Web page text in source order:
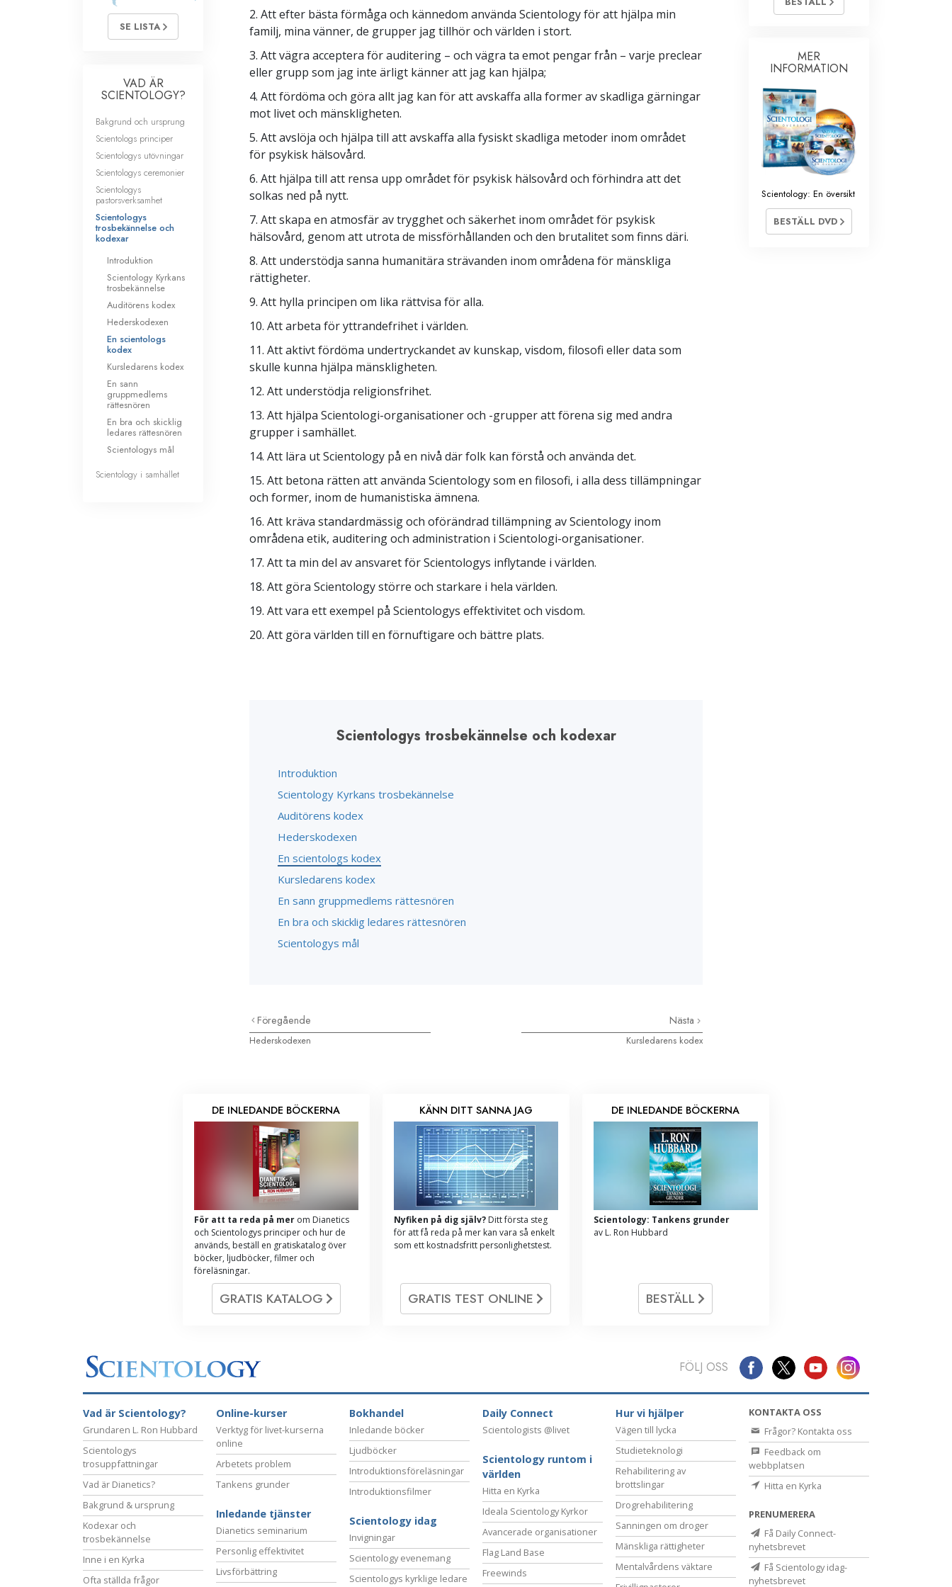
Orsaken till undertryckande
Undersökningar
Organiseringens grunder
Targets och mål
Studieteknologin
2. Att efter bästa förmåga och kännedom använda Scientology för att hjälpa min
familj, mina vänner, de grupper jag tillhör och världen i stort.
3. Att vägra acceptera för auditering – och vägra ta emot pengar från – varje preclear
eller grupp som jag inte ärligt känner att jag kan hjälpa;
4. Att fördöma och göra allt jag kan för att avskaffa alla former av skadliga gärningar
mot livet och mänskligheten.
5. Att avslöja och hjälpa till att avskaffa alla fysiskt skadliga metoder inom området
för psykisk hälsovård.
6. Att hjälpa till att rensa upp området för psykisk hälsovård och förhindra att det
solkas ned på nytt.
7. Att skapa en atmosfär av trygghet och säkerhet inom området för psykisk
hälsovård, genom att utrota de missförhållanden och den brutalitet som finns däri.
8. Att understödja sanna humanitära strävanden inom områdena för mänskliga
rättigheter.
9. Att hylla principen om lika rättvisa för alla.
10. Att arbeta för yttrandefrihet i världen.
11. Att aktivt fördöma undertryckandet av kunskap, visdom, filosofi eller data som
skulle kunna hjälpa mänskligheten.
12. Att understödja religionsfrihet.
13. Att hjälpa Scientologi-organisationer och -grupper att förena sig med andra
grupper i samhället.
14. Att lära ut Scientology på en nivå där folk kan förstå och använda det.
15. Att betona rätten att använda Scientology som en filosofi, i alla dess tillämpningar
och former, inom de humanistiska ämnena.
16. Att kräva standardmässig och oförändrad tillämpning av Scientology inom
områdena etik, auditering och administration i Scientologi-organisationer.
17. Att ta min del av ansvaret för Scientologys inflytande i världen.
18. Att göra Scientology större och starkare i hela världen.
19. Att vara ett exempel på Scientologys effektivitet och visdom.
20. Att göra världen till en förnuftigare och bättre plats.
Scientologys trosbekännelse och kodexar
Introduktion
Scientology Kyrkans trosbekännelse
Auditörens kodex
Hederskodexen
En scientologs kodex
Kursledarens kodex
En sann gruppmedlems rättesnören
En bra och skicklig ledares rättesnören
Scientologys mål
Föregående
Hederskodexen
Nästa
Kursledarens kodex
SE LISTA
VAD ÄR
SCIENTOLOGY?
Bakgrund och ursprung
Scientologs principer
Scientologys utövningar
Scientologys ceremonier
Scientologys
pastorsverksamhet
Scientologys
trosbekännelse och
kodexar
Introduktion
Scientology Kyrkans
trosbekännelse
Auditörens kodex
Hederskodexen
En scientologs
kodex
Kursledarens kodex
En sann
gruppmedlems
rättesnören
En bra och skicklig
ledares rättesnören
Scientologys mål
Scientology i samhället
MER
INFORMATION
Scientology: En översikt
BESTÄLL DVD
DE INLEDANDE BÖCKERNA
För att ta reda på mer om Dianetics
och Scientologys principer och hur de
används, beställ en gratiskatalog över
böcker, ljudböcker, filmer och
föreläsningar.
GRATIS KATALOG
KÄNN DITT SANNA JAG
Nyfiken på dig själv?Ditt första steg
för att få reda på mer kan vara så enkelt
som ett kostnadsfritt personlighetstest.
GRATIS TEST ONLINE
DE INLEDANDE BÖCKERNA
Scientology: Tankens grunder
av L. Ron Hubbard
BESTÄLL
FÖLJ OSS
Vad är Scientology?
Grundaren L. Ron Hubbard
Scientologys
trosuppfattningar
Vad är Dianetics?
Bakgrund & ursprung
Kodexar och
trosbekännelse
Inne i en Kyrka
Ofta ställda frågor
Online-kurser
Verktyg för livet-kurserna
online
Arbetets problem
Tankens grunder
Inledande tjänster
Dianetics seminarium
Personlig effektivitet
Livsförbättring
Bokhandel
Inledande böcker
Ljudböcker
Introduktionsföreläsningar
Introduktionsfilmer
Scientology idag
Invigningar
Scientology evenemang
Scientologys kyrklige ledare
Daily Connect
Scientologists @livet
Scientology runtom i
världen
Hitta en Kyrka
Ideala Scientology Kyrkor
Avancerade organisationer
Flag Land Base
Freewinds
Hur vi hjälper
Vägen till lycka
Studieteknologi
Rehabilitering av
brottslingar
Drogrehabilitering
Sanningen om droger
Mänskliga rättigheter
Mentalvårdens väktare
KONTAKTA OSS
Frågor? Kontakta oss
Feedback om
webbplatsen
Hitta en Kyrka
PRENUMERERA
Få Daily Connect-
nyhetsbrevet
Få Scientology idag-
nyhetsbrevet